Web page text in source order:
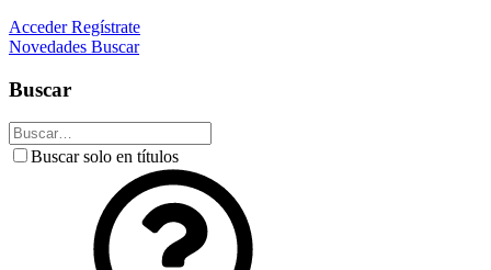
Acceder Regístrate
Novedades Buscar
Buscar
Buscar solo en títulos